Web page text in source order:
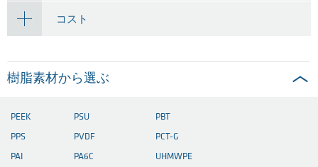
コスト
樹脂素材から選ぶ
PEEK
PPS
PAI
PSU
PVDF
PA6C
PBT
PCT-G
UHMWPE